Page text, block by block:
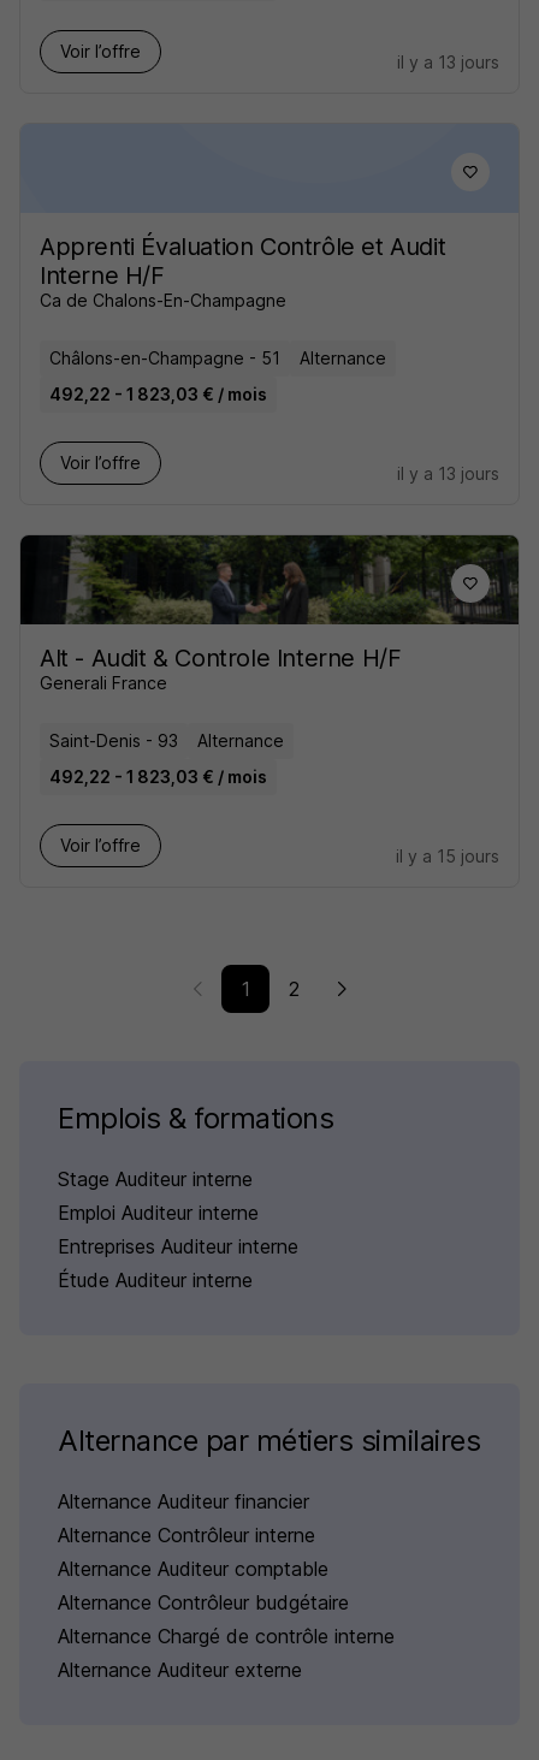
Voir l’offre
il y a 13 jours
Apprenti Évaluation Contrôle et Audit
Interne H/F
Ca de Chalons-En-Champagne
Châlons-en-Champagne - 51
Alternance
492,22 - 1 823,03 € / mois
Voir l’offre
il y a 13 jours
Alt - Audit & Controle Interne H/F
Generali France
Saint-Denis - 93
Alternance
492,22 - 1 823,03 € / mois
Voir l’offre
il y a 15 jours
1 2
Emplois & formations
Stage Auditeur interne
Emploi Auditeur interne
Entreprises Auditeur interne
Étude Auditeur interne
Alternance par métiers similaires
Alternance Auditeur financier
Alternance Contrôleur interne
Alternance Auditeur comptable
Alternance Contrôleur budgétaire
Alternance Chargé de contrôle interne
Alternance Auditeur externe